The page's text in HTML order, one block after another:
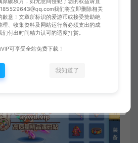
我们将立即删除相关
歉意！文章所标识的爱游币或接受赞助绝
理、收集资料及网站运行所必须支出的成
们付出时间精力认可的适度打赏。
可享受全站免费下载！
我知道了